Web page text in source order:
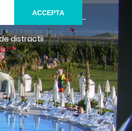
ACCEPTA
0732.136.171
distractii